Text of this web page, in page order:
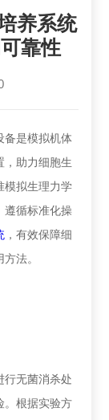
养系统
靠性
是模拟机体
，助力细胞生
模拟生理力学
遵循标准化操
，有效保障细
法。
无菌消杀处
。根据实验方